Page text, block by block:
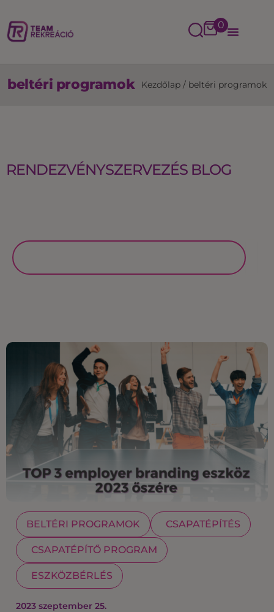
0
beltéri programok Kezdőlap / beltéri programok
RENDEZVÉNYSZERVEZÉS BLOG
BELTÉRI PROGRAMOK CSAPATÉPÍTÉS
CSAPATÉPÍTŐ PROGRAM
ESZKÖZBÉRLÉS
2023 szeptember 25.